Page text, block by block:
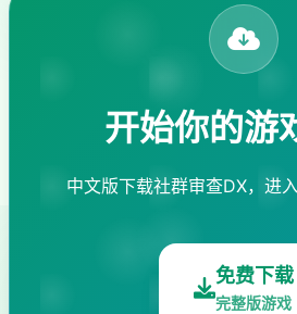
开始你的游
中文版下载社群审查DX，进
免费下载
完整版游戏